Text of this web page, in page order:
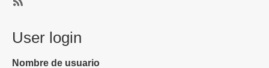
retener
la
Cámara
a
elecciones
2024
User login
Nombre de usuario